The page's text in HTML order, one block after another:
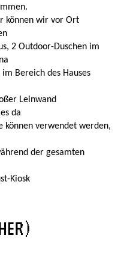
können wir vor Ort
2 Outdoor-Duschen im
Bereich des Hauses
Leinwand
da
können verwendet werden,
der gesamten
Kiosk